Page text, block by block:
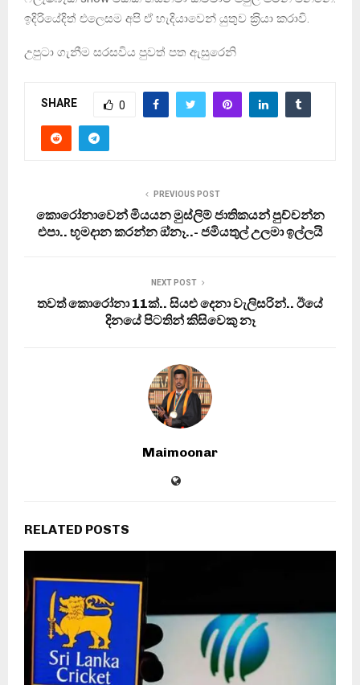
ඉදිරියේදිත් එලෙසම අපි ඒ හැදියාවෙන් යුතුව ක‍්‍රියා කරාවි.
උපුටා ගැනීම සරසවිය පුවත් පත ඇසුරෙනි
SHARE 0
PREVIOUS POST
කොරෝනාවෙන් මියයන මුස්ලිම් ජාතිකයන් පුච්චන්න
එපා.. භූමදාන කරන්න ඔ්නෑ..- ජමියතුල් උලමා ඉල්ලයි
NEXT POST
තවත් කොරෝනා 11ක්.. සියළු දෙනා වැලිසරින්.. ඊයේ
දිනයේ පිටතින් කිසිවෙකු නෑ
Maimoonar
RELATED POSTS